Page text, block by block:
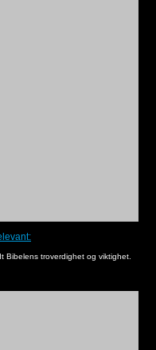
Bibelens troverdighet og viktighet.